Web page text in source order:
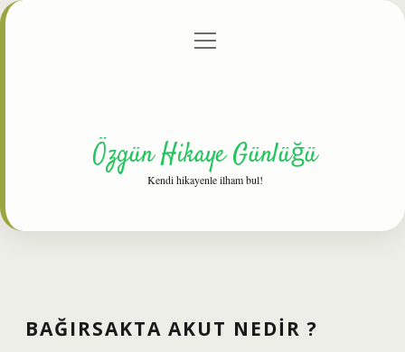
Gizlilik Politikası
menüyü
Özgün Hikaye Günlüğü
Kendi hikayenle ilham bul!
BAĞIRSAKTA AKUT NEDIR ?